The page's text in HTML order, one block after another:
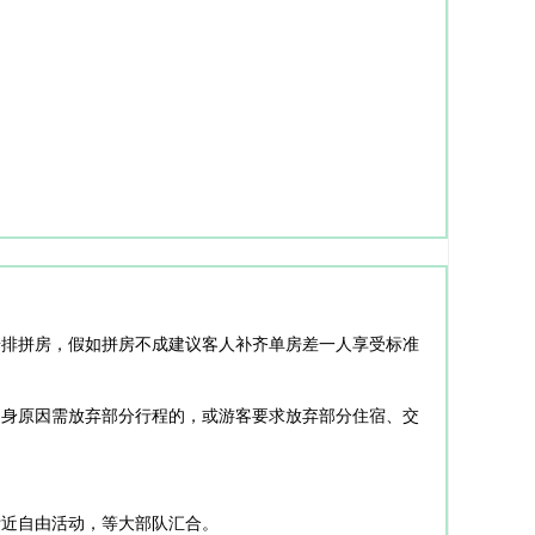
拼房，假如拼房不成建议客人补齐单房差一人享受标准
原因需放弃部分行程的，或游客要求放弃部分住宿、交
自由活动，等大部队汇合。